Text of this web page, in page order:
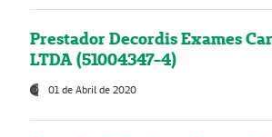
Prestador Decordis Exames
LTDA (51004347-4)
01 de Abril de 2020